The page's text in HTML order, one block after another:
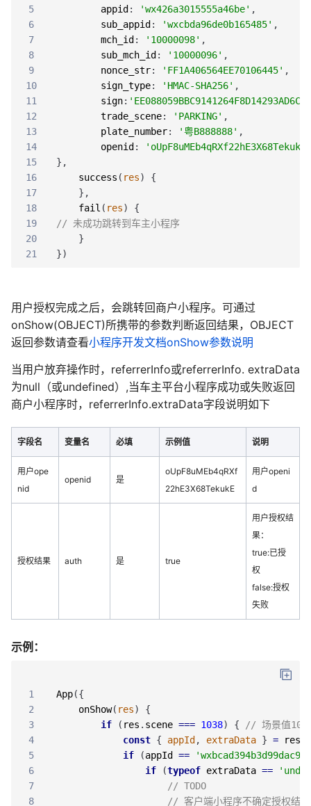
5 appid : 'wx426a3015555a46be' ,
6
sub_appid : 'wxcbda96de0b165485' ,
7
mch_id : '10000098' ,
8
sub_mch_id : '10000096' ,
9
nonce_str: 'FF1A406564EE70106445' ,
10
sign_type: 'HMAC-SHA256' ,
11
sign:
12
trade_scene: 'PARKING' ,
13
plate_number: '粤B888888' ,
14
openid :
'oUpF8uMEb4qRXf22hE3X68TekukE'
15
} ,
16
success ( res)
{
17
} ,
18
fail ( res)
{
19
// 未成功跳转到车主小程序
20
}
21
})
用户授权完成之后，会跳转回商户小程序。可通过
onShow(OBJECT)所携带的参数判断返回结果，OBJECT
返回参数请查看小程序开发文档onShow参数说明
当用户放弃操作时，referrerInfo或referrerInfo. extraData
为null（或undefined）,当车主平台小程序成功或失败返回
商户小程序时，referrerInfo.extraData字段说明如下
字段名 变量名 必填 示例值 说明
用户ope
nid
openid 是
oUpF8uMEb4qRXf
22hE3X68TekukE
用户openi
d
授权结果 auth 是 true
用户授权结
果：
true:已授
权
false:授权
失败
示例：
1 App({
2
onShow( res)
{
3
if ( res . scene === 1038) {
// 场景值
4
const { appId , extraData } = res
5
if (appId == 'wxbcad394b3d99dac9'
6
if (typeof extraData ==
7
// TODO
8
// 客户端小程序不确定授权结